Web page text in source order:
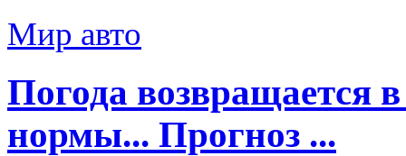
Мир авто
Погода возвращается
нормы... Прогноз ...